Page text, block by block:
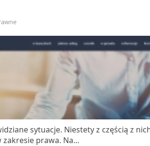
sytuacje. Niestety z częścią z
prawa. Na...